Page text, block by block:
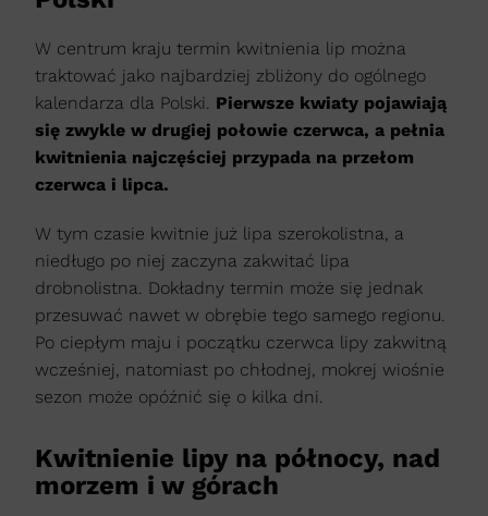
W centrum kraju termin kwitnienia lip można
traktować jako najbardziej zbliżony do ogólnego
kalendarza dla Polski. Pierwsze kwiaty pojawiają
się zwykle w drugiej połowie czerwca, a pełnia
kwitnienia najczęściej przypada na przełom
czerwca i lipca.
W tym czasie kwitnie już lipa szerokolistna, a
niedługo po niej zaczyna zakwitać lipa
drobnolistna. Dokładny termin może się jednak
przesuwać nawet w obrębie tego samego regionu.
Po ciepłym maju i początku czerwca lipy zakwitną
wcześniej, natomiast po chłodnej, mokrej wiośnie
sezon może opóźnić się o kilka dni.
Kwitnienie lipy na północy, nad
morzem i w górach